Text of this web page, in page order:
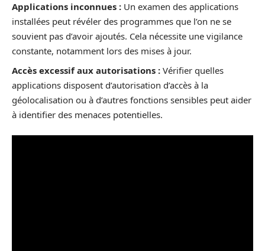
Applications inconnues : Un examen des applications
installées peut révéler des programmes que l’on ne se
souvient pas d’avoir ajoutés. Cela nécessite une vigilance
constante, notamment lors des mises à jour.
Accès excessif aux autorisations : Vérifier quelles
applications disposent d’autorisation d’accès à la
géolocalisation ou à d’autres fonctions sensibles peut aider
à identifier des menaces potentielles.